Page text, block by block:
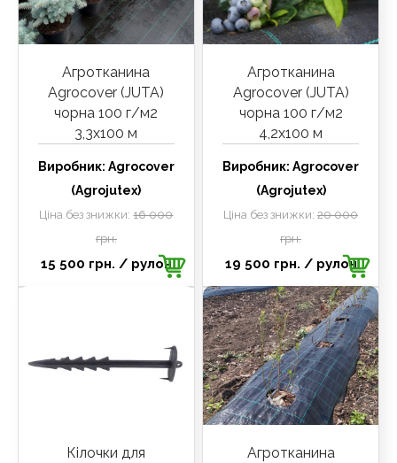
Агротканина
Agrocover (JUTA)
чорна 100 г/м2
3,3х100 м
Виробник: Agrocover
(Agrojutex)
Ціна без знижки:16 000
грн.
15 500 грн. / рулон
Агротканина
Agrocover (JUTA)
чорна 100 г/м2
4,2х100 м
Виробник:Agrocover
(Agrojutex)
Ціна без знижки:20 000
грн.
19 500 грн. / рулон
Кілочки для
Агротканина